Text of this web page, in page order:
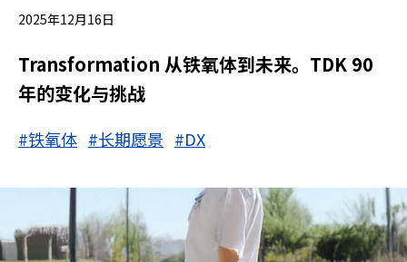
2025年12月16日
Transformation 从铁氧体到未来。TDK 90
年的变化与挑战
#铁氧体 #长期愿景 #DX